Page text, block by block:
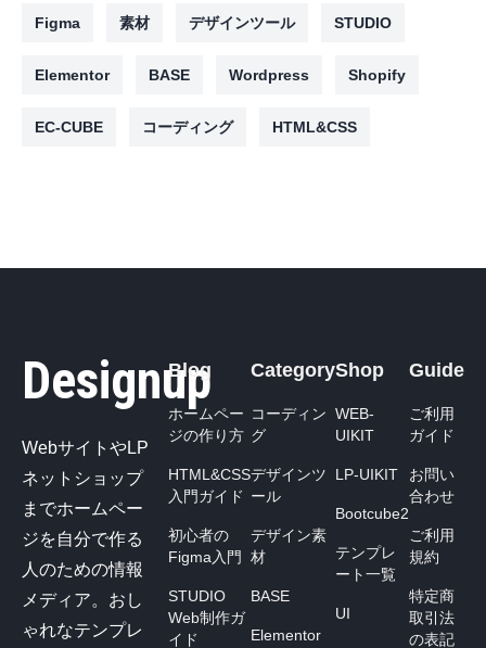
Figma 素材 デザインツール STUDIO
Elementor BASE Wordpress Shopify
EC-CUBE コーディング HTML&CSS
Designup
WebサイトやLP
ネットショップ
までホームペー
ジを自分で作る
人のための情報
メディア。おし
ゃれなテンプレ
Blog
ホームペー
ジの作り方
HTML&CSS
入門ガイド
初心者の
Figma入門
STUDIO
Web制作ガ
イド
Category
コーディン
グ
デザインツ
ール
デザイン素
材
BASE
Elementor
Shop
WEB-
UIKIT
LP-UIKIT
Bootcube2
テンプレ
ート一覧
UI
Guide
ご利用
ガイド
お問い
合わせ
ご利用
規約
特定商
取引法
の表記